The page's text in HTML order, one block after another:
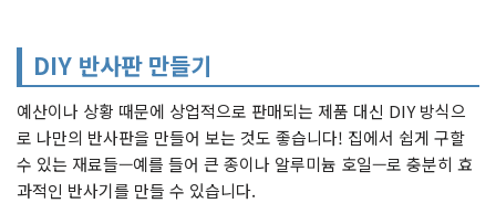
DIY 반사판 만들기
예산이나 상황 때문에 상업적으로 판매되는 제품 대신 DIY 방식으
로 나만의 반사판을 만들어 보는 것도 좋습니다! 집에서 쉽게 구할
수 있는 재료들—예를 들어 큰 종이나 알루미늄 호일—로 충분히 효
과적인 반사기를 만들 수 있습니다.